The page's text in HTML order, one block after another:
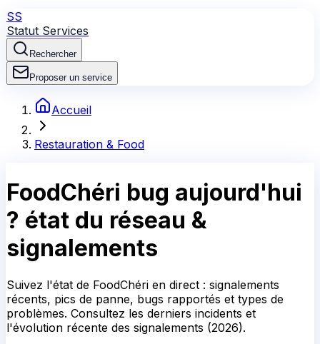
SS
Statut Services
Rechercher
Proposer un service
Accueil
Restauration & Food
FoodChéri bug aujourd'hui
? état du réseau &
signalements
Suivez l'état de FoodChéri en direct : signalements
récents, pics de panne, bugs rapportés et types de
problèmes. Consultez les derniers incidents et
l'évolution récente des signalements (2026).